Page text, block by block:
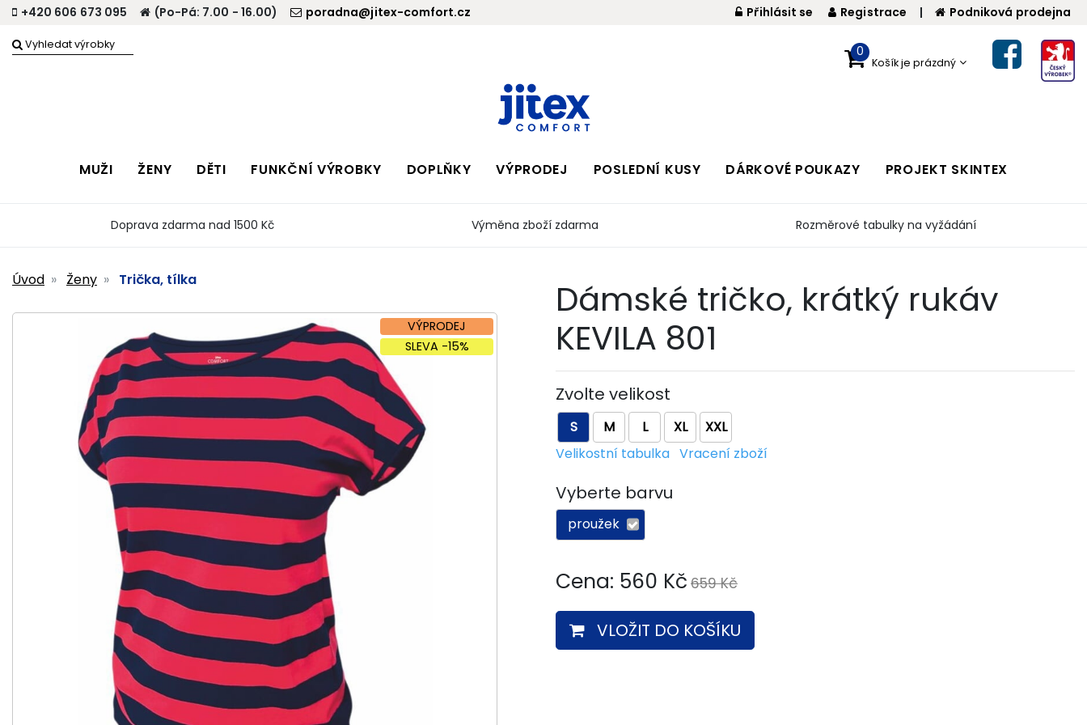
+420 606 673 095 (Po-Pá: 7.00 - 16.00) poradna@jitex-comfort.cz Přihlásit se Registrace | Podniková prodejna
0
Košík je prázdný
MUŽI ŽENY DĚTI FUNKČNÍ VÝROBKY DOPLŇKY VÝPRODEJ POSLEDNÍ KUSY DÁRKOVÉ POUKAZY PROJEKT SKINTEX
Doprava zdarma nad 1500 Kč Výměna zboží zdarma Rozměrové tabulky na vyžádání
Úvod Ženy Trička, tílka
VÝPRODEJ
SLEVA -15%
Dámské tričko, krátký rukáv
KEVILA 801
Zvolte velikost
S M L XL
XXL
Velikostní tabulka Vracení zboží
Vyberte barvu
proužek
Cena: 560 Kč 659 Kč
VLOŽIT DO KOŠÍKU